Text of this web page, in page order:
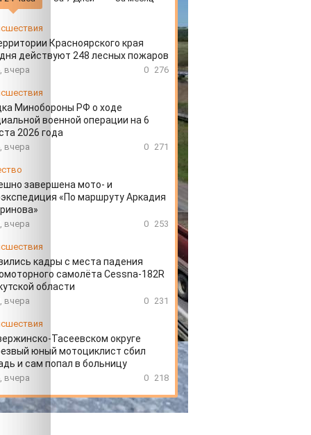
Красноярского края
действуют 248 лесных пожаров
вчера 0 276
Минобороны РФ о ходе
военной операции на 6
2026 года
вчера 0 271
завершена мото- и
«По маршруту Аркадия
вчера 0 253
кадры с места падения
самолёта Cessna-182R
области
вчера 0 231
Тасеевском округе
юный мотоциклист сбил
и сам попал в больницу
вчера 0 218